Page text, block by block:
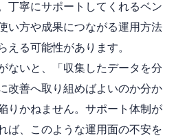
丁寧にサポートしてくれるベン
い方や成果につながる運用方法
える可能性があります。
ないと、「収集したデータを分
改善へ取り組めばよいのか分か
りかねません。サポート体制が
ば、このような運用面の不安を